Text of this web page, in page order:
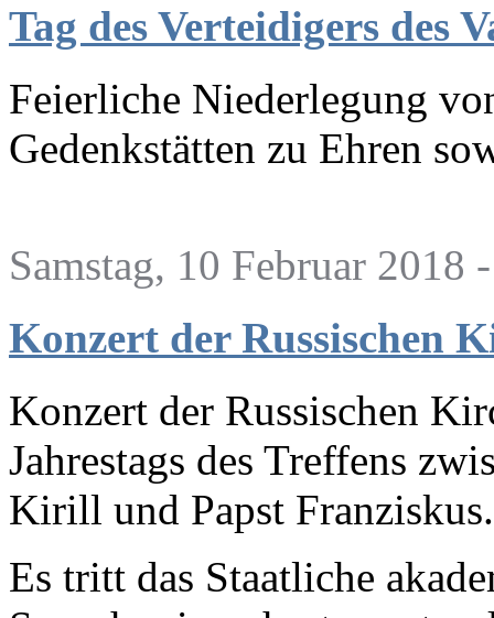
Tag des Verteidigers des
Feierliche Niederlegung
Gedenkstätten zu Ehren
Samstag, 10 Februar 2018
Konzert der Russischen
Konzert der Russischen
Jahrestags des Treffens
Kirill und Papst
Es tritt das Staatliche